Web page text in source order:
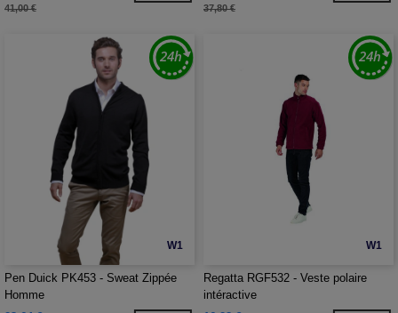
41,00 € 37,80 €
W1
Pen Duick PK453 - Sweat Zippée
Homme
W1
Regatta RGF532 - Veste polaire
intéractive